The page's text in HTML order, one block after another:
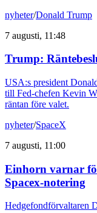
nyheter/Donald Trump
7 augusti, 11:48
Trump:
USA:s president
till Fed-chefen Kevin
räntan före valet.
nyheter/SpaceX
7 augusti, 11:00
Einhorn varnar
Spacex-notering
Hedgefondförvaltaren